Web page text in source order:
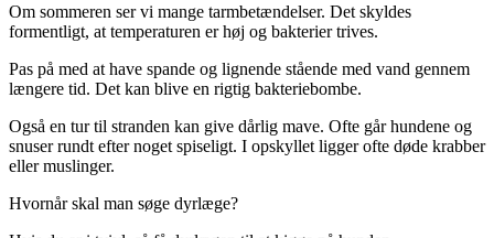
Om sommeren ser vi mange tarmbetændelser. Det skyldes
formentligt, at temperaturen er høj og bakterier trives.
Pas på med at have spande og lignende stående med vand gennem
længere tid. Det kan blive en rigtig bakteriebombe.
Også en tur til stranden kan give dårlig mave. Ofte går hundene og
snuser rundt efter noget spiseligt. I opskyllet ligger ofte døde krabber
eller muslinger.
Hvornår skal man søge dyrlæge?